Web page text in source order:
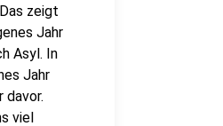
zeigt
Jahr
Asyl. In
Jahr
davor.
viel